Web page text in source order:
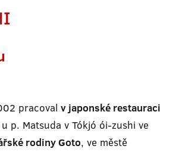
pracoval v japonské restauraci
p. Matsuda v Tókjó ói-zushi ve
rodiny Goto, ve městě